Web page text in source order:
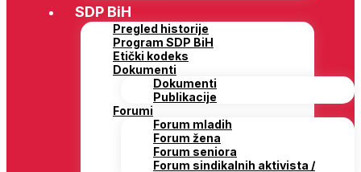
SDP BiH
Pregled historije
Program SDP BiH
Etički kodeks
Dokumenti
Dokumenti
Publikacije
Forumi
Forum mladih
Forum žena
Forum seniora
Forum sindikalnih aktivista /